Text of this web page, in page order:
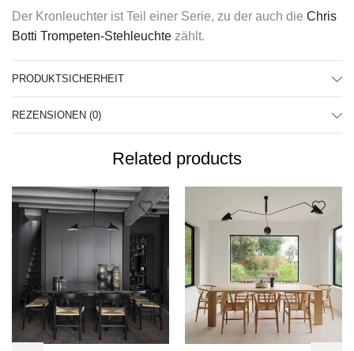
Der Kronleuchter ist Teil einer Serie, zu der auch die Chris
Botti Trompeten-Stehleuchte zählt.
PRODUKTSICHERHEIT
REZENSIONEN (0)
Related products